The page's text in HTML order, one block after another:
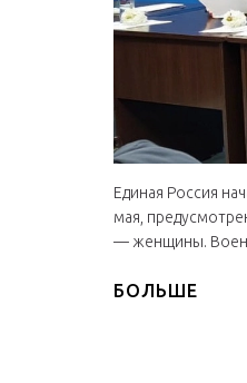
Единая Россия
мая,
— женщины.
БОЛЬШЕ